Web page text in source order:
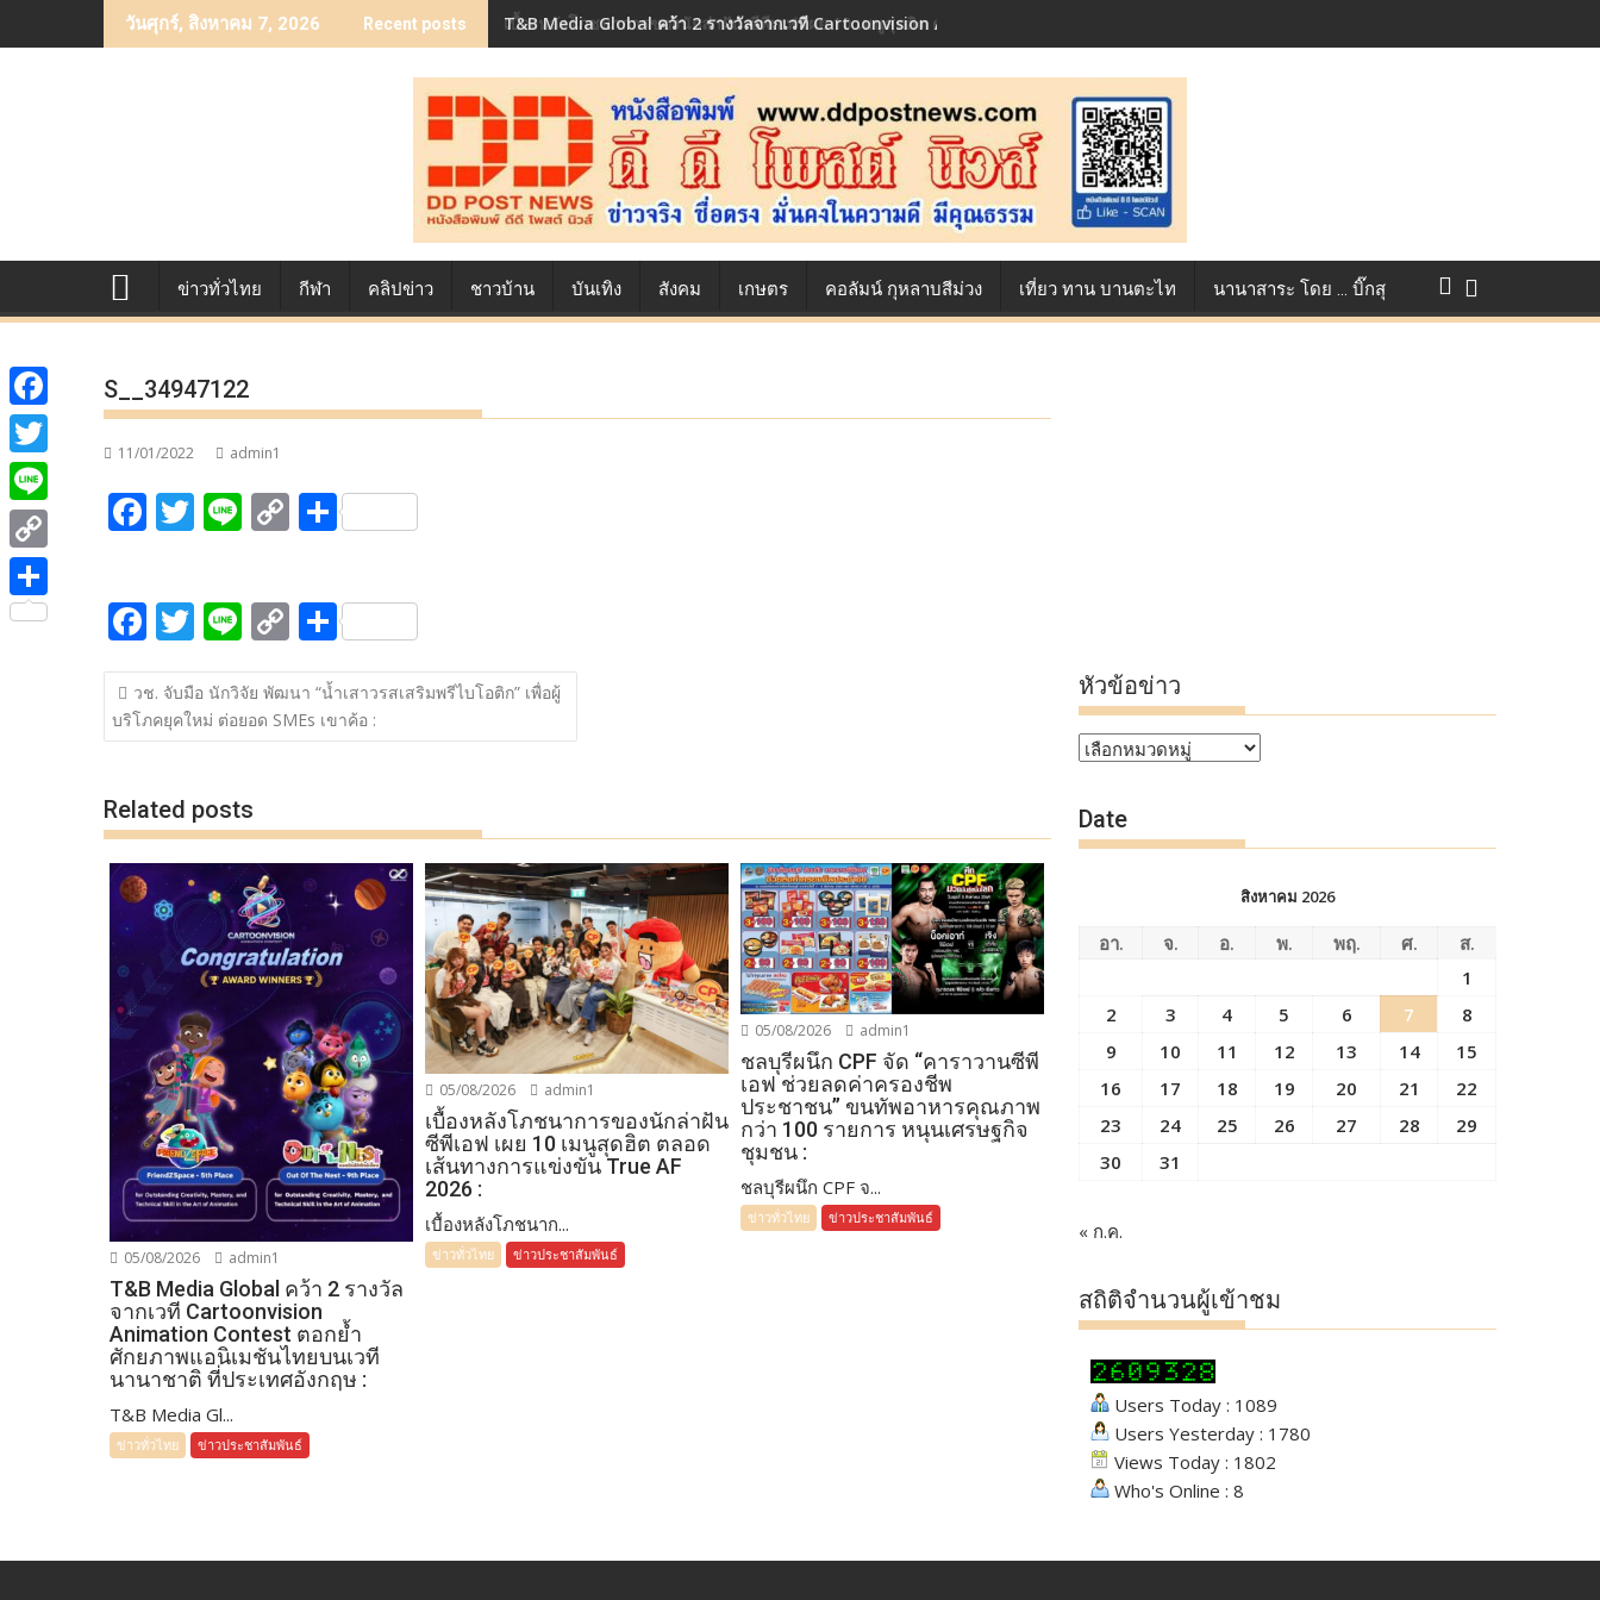
to
วันศุกร์, สิงหาคม 7, 2026 Recent posts T&B Media Global คว้า 2 รางวัลจากเวที Cartoonvision Animation Contest ตอกย้ำศักยภาพแอนิเมชันไทยบนเวทีนานาชาติ ที่ประเทศอังกฤษ :
เบื้องหลังโภชนาการของนักล่าฝัน ซีพีเอฟ เผย 10 เมนูสุดฮิต ตลอดเส้นทางการแข่งขัน True AF 2026 :
ข่าวทั่วไทย กีฬา คลิปข่าว ชาวบ้าน บันเทิง สังคม เกษตร คอลัมน์ กุหลาบสีม่วง เที่ยว ทาน บานตะไท นานาสาระ โดย … บิ๊กสุ
S__34947122
11/01/2022 admin1
F
ac
b
o
o
k
T
w
er
Li
n
C
o
y
Li
n
k
S
h
e
F
ac
e
b
o
k
T
w
itt
er
Li
n
e
C
o
p
y
k
S
h
ar
e
แนะแนว
เรื่อง
วช. จับมือ นักวิจัย พัฒนา “น้ำเสาวรสเสริมพรีไบโอติก” เพื่อผู้
บริโภคยุคใหม่ ต่อยอด SMEs เขาค้อ :
Related posts
05/08/2026 admin1
T&B Media Global คว้า 2 รางวัล
จากเวที Cartoonvision
Animation Contest ตอกย้ำ
ศักยภาพแอนิเมชันไทยบนเวที
นานาชาติ ที่ประเทศอังกฤษ :
T&B Media Gl...
ข่าวทั่วไทย ข่าวประชาสัมพันธ์
05/08/2026 admin1
เบื้องหลังโภชนาการของนักล่าฝัน
ซีพีเอฟ เผย 10 เมนูสุดฮิต ตลอด
เส้นทางการแข่งขัน True AF
2026 :
เบื้องหลังโภชนาก...
ข่าวทั่วไทย ข่าวประชาสัมพันธ์
05/08/2026 admin1
ชลบุรีผนึก CPF จัด “คาราวานซีพี
เอฟ ช่วยลดค่าครองชีพ
ประชาชน” ขนทัพอาหารคุณภาพ
กว่า 100 รายการ หนุนเศรษฐกิจ
ชุมชน :
ชลบุรีผนึก CPF จ...
ข่าวทั่วไทย ข่าวประชาสัมพันธ์
หัวข้อข่าว
หัวข้อ
Date
สิงหาคม 2026
อา. จ. อ. พ. พฤ. ศ.
ส.
1
2
3 4 5 6 7
8
9
10 11 12 13 14
15
16
17 18 19 20 21
22
23
24 25 26 27 28
29
30
31
« ก.ค.
สถิติจำนวนผู้เข้าชม
Users Today : 1089
Users Yesterday : 1780
Views Today : 1802
Who's Online : 8
F
a
c
e
b
o
T
w
i
t
t
L
i
n
C
o
S